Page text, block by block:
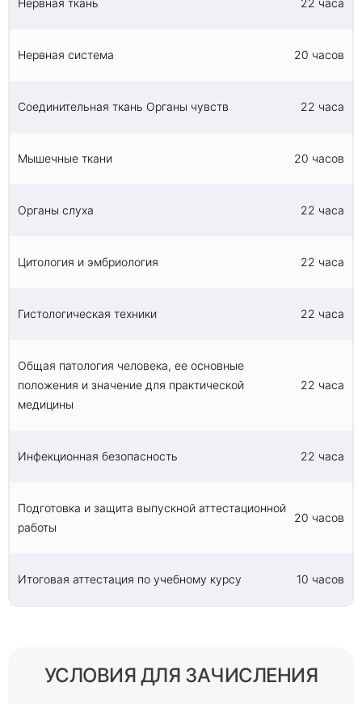
Нервная ткань 22 часа
Нервная система 20 часов
Соединительная ткань Органы чувств 22 часа
Мышечные ткани 20 часов
Органы слуха 22 часа
Цитология и эмбриология 22 часа
Гистологическая техники 22 часа
Общая патология человека, ее основные
положения и значение для практической
медицины
22 часа
Инфекционная безопасность 22 часа
Подготовка и защита выпускной аттестационной
работы
20 часов
Итоговая аттестация по учебному курсу 10 часов
УСЛОВИЯ ДЛЯ ЗАЧИСЛЕНИЯ